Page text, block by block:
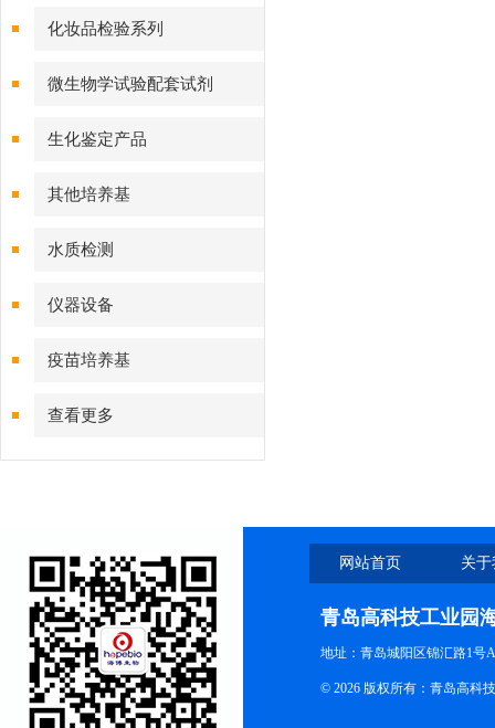
化妆品检验系列
微生物学试验配套试剂
生化鉴定产品
其他培养基
水质检测
仪器设备
疫苗培养基
查看更多
网站首页 关
青岛高科技工业园
地址：青岛城阳区锦汇路1号
© 2026 版权所有：青岛高科